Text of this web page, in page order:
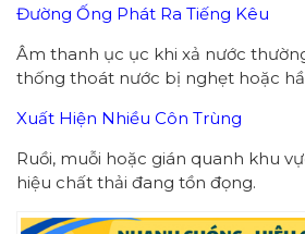
Đường Ống Phát Ra Tiếng Kêu
Âm thanh ục ục khi xả nước
thống thoát nước bị nghẹt hoặc
Xuất Hiện Nhiều Côn Trùng
Ruồi, muỗi hoặc gián quanh khu
hiệu chất thải đang tồn đọng.